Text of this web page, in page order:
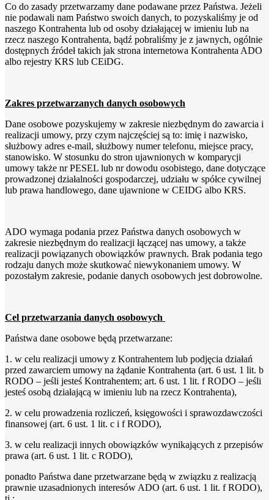
Co do zasady przetwarzamy dane podawane przez Państwa. Jeżeli
nie podawali nam Państwo swoich danych, to pozyskaliśmy je od
naszego Kontrahenta lub od osoby działającej w imieniu lub na
rzecz naszego Kontrahenta, bądź pobraliśmy je z jawnych, ogólnie
dostępnych źródeł takich jak strona internetowa Kontrahenta ADO
albo rejestry KRS lub CEiDG.
Zakres przetwarzanych danych osobowych
Dane osobowe pozyskujemy w zakresie niezbędnym do zawarcia i
realizacji umowy, przy czym najczęściej są to: imię i nazwisko,
służbowy adres e-mail, służbowy numer telefonu, miejsce pracy,
stanowisko. W stosunku do stron ujawnionych w komparycji
umowy także nr PESEL lub nr dowodu osobistego, dane dotyczące
prowadzonej działalności gospodarczej, udziału w spółce cywilnej
lub prawa handlowego, dane ujawnione w CEIDG albo KRS.
ADO wymaga podania przez Państwa danych osobowych w
zakresie niezbędnym do realizacji łączącej nas umowy, a także
realizacji powiązanych obowiązków prawnych. Brak podania tego
rodzaju danych może skutkować niewykonaniem umowy. W
pozostałym zakresie, podanie danych osobowych jest dobrowolne.
Cel przetwarzania danych osobowych
Państwa dane osobowe będą przetwarzane:
1. w celu realizacji umowy z Kontrahentem lub podjęcia działań
przed zawarciem umowy na żądanie Kontrahenta (art. 6 ust. 1 lit. b
RODO – jeśli jesteś Kontrahentem; art. 6 ust. 1 lit. f RODO – jeśli
jesteś osobą działającą w imieniu lub na rzecz Kontrahenta),
2. w celu prowadzenia rozliczeń, księgowości i sprawozdawczości
finansowej (art. 6 ust. 1 lit. c i f RODO),
3. w celu realizacji innych obowiązków wynikających z przepisów
prawa (art. 6 ust. 1 lit. c RODO),
ponadto Państwa dane przetwarzane będą w związku z realizacją
prawnie uzasadnionych interesów ADO (art. 6 ust. 1 lit. f RODO),